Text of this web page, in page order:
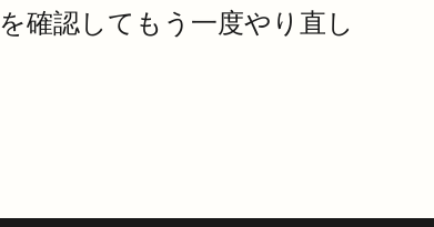
確認してもう一度やり直し